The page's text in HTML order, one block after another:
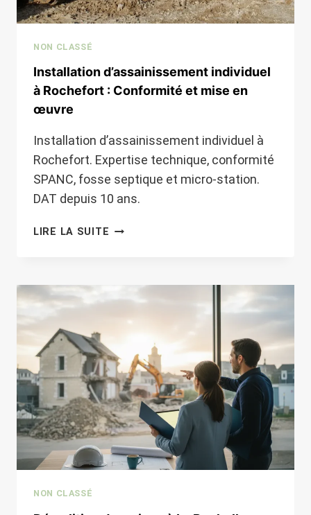
NON CLASSÉ
Installation d’assainissement individuel
à Rochefort : Conformité et mise en
œuvre
Installation d’assainissement individuel à
Rochefort. Expertise technique, conformité
SPANC, fosse septique et micro-station.
DAT depuis 10 ans.
LIRE LA SUITE INSTALLATION
MISE
EN
ŒUVRE
NON CLASSÉ